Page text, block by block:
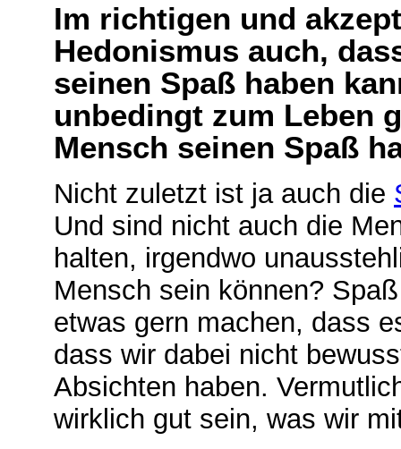
Im richtigen und
Hedonismus auch,
seinen Spaß haben
unbedingt zum Leben
Mensch seinen Spaß
Nicht zuletzt ist ja auch die
Und sind nicht auch die
halten, irgendwo
Mensch sein können?
etwas gern machen, dass
dass wir dabei nicht
Absichten haben.
wirklich gut sein, was wir